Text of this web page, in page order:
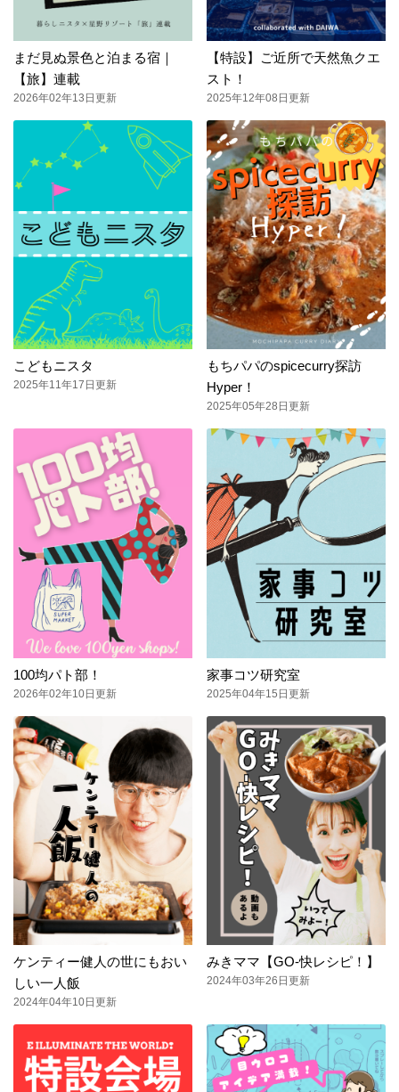
まだ見ぬ景色と泊まる宿｜
【旅】連載
2026年02年13日更新
【特設】ご近所で天然魚クエ
スト！
2025年12年08日更新
こどもニスタ
2025年11年17日更新
もちパパのspicecurry探訪
Hyper！
2025年05年28日更新
100均パト部！
2026年02年10日更新
家事コツ研究室
2025年04年15日更新
ケンティー健人の世にもおい
しい一人飯
2024年04年10日更新
みきママ【GO-快レシピ！】
2024年03年26日更新